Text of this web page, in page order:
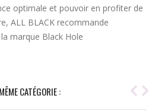
optimale et pouvoir en profiter de
ALL BLACK recommande
marque Black Hole
CATÉGORIE :